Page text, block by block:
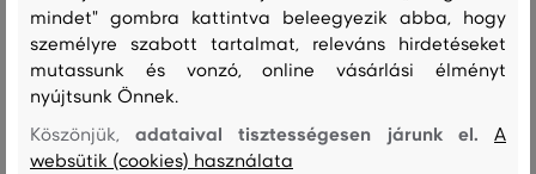
Szezon: SS24 Termék kódja9940161-324-GC-268-85
Összetétel
felső anyag
mindet" gombra kattintva beleegyezik abba, hogy
személyre szabott tartalmat, releváns hirdetéseket
mutassunk és vonzó, online vásárlási élményt
nyújtsunk Önnek.
Köszönjük,adataival tisztességesen járunk el.A
websütik (cookies) használata